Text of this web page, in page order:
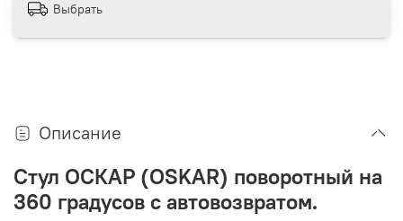
Выбрать
Описание
Стул ОСКАР (OSKAR) поворотный на
360 градусов с автовозвратом.